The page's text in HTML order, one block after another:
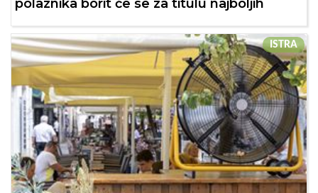
polaznika borit će se za titulu najboljih
ISTRA